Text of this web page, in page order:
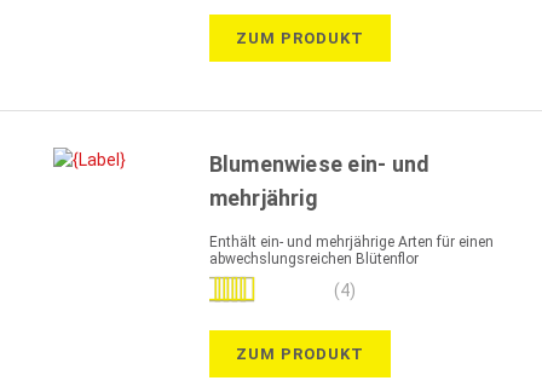
ZUM PRODUKT
Blumenwiese ein- und
mehrjährig
Enthält ein- und mehrjährige Arten für einen
abwechslungsreichen Blütenflor
Bewertung:
(4)
ZUM PRODUKT